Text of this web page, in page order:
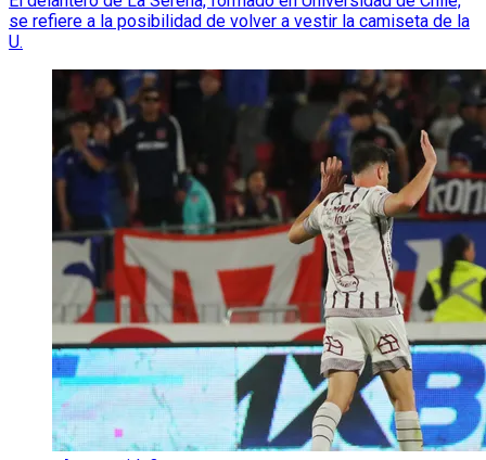
se refiere a la posibilidad de volver a vestir la camiseta de la
U.